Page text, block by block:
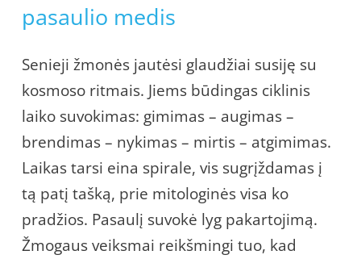
pasaulio medis
Senieji žmonės jautėsi glaudžiai susiję su
kosmoso ritmais. Jiems būdingas ciklinis
laiko suvokimas: gimimas – augimas –
brendimas – nykimas – mirtis – atgimimas.
Laikas tarsi eina spirale, vis sugrįždamas į
tą patį tašką, prie mitologinės visa ko
pradžios. Pasaulį suvokė lyg pakartojimą.
Žmogaus veiksmai reikšmingi tuo, kad